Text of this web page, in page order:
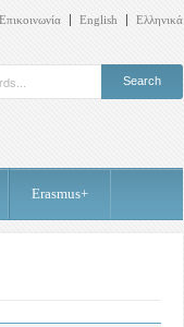
Επικοινωνία English Ελληνικά
Erasmus+